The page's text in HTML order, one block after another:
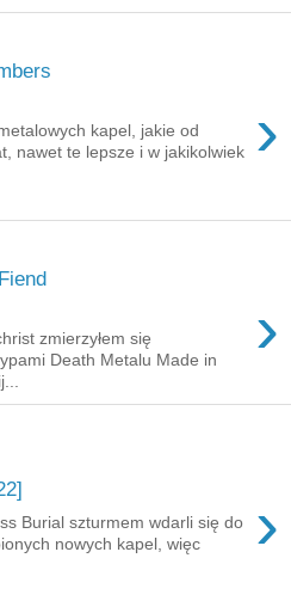
›
kapel, jakie od
nawet te lepsze i w jakikolwiek
›
zmierzyłem się
Death Metalu Made in
›
Burial szturmem wdarli się do
nowych kapel, więc